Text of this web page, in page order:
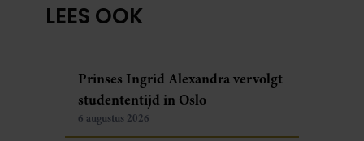
LEES OOK
Prinses Ingrid Alexandra vervolgt
studententijd in Oslo
6 augustus 2026